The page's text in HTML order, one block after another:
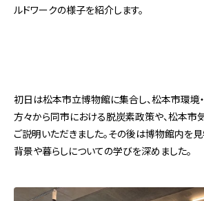
ルドワークの様子を紹介します。
初日は松本市立博物館に集合し、松本市環境
方々から同市における脱炭素政策や、松本市
ご説明いただきました。その後は博物館内を
背景や暮らしについての学びを深めました。